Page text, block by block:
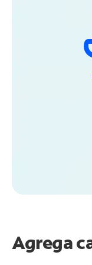
Agrega